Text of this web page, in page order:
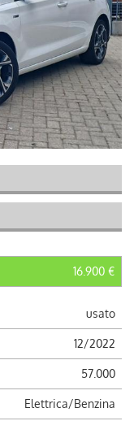
16.900 €
usato
12/2022
57.000
Elettrica/Benzina